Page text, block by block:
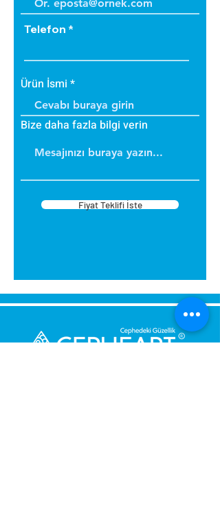
Telefon
Ürün İsmi
Bize daha fazla bilgi verin
Fiyat Teklifi İste